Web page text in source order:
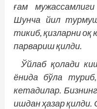
ғам
Шунча йил
тикиб, қизларни оқ
парвариш қилди.
Ўйлаб қолади
ёнида бўла
кетадилар.
ишдан ҳазар қилди.